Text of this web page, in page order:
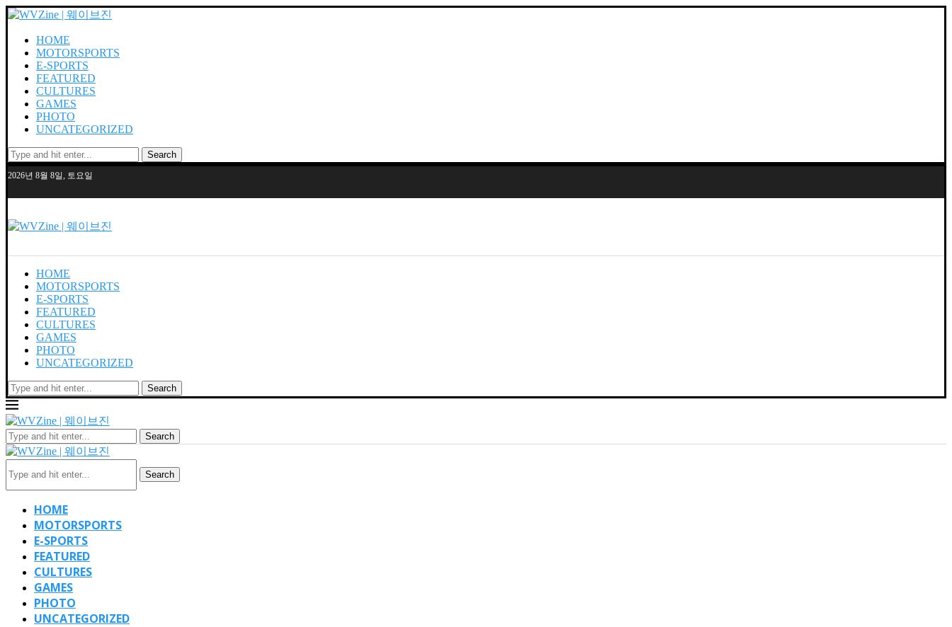
HOME
MOTORSPORTS
E-SPORTS
FEATURED
CULTURES
GAMES
PHOTO
UNCATEGORIZED
Search
2026년 8월 8일, 토요일
HOME
MOTORSPORTS
E-SPORTS
FEATURED
CULTURES
GAMES
PHOTO
UNCATEGORIZED
Search
Search
Search
HOME
MOTORSPORTS
E-SPORTS
FEATURED
CULTURES
GAMES
PHOTO
UNCATEGORIZED